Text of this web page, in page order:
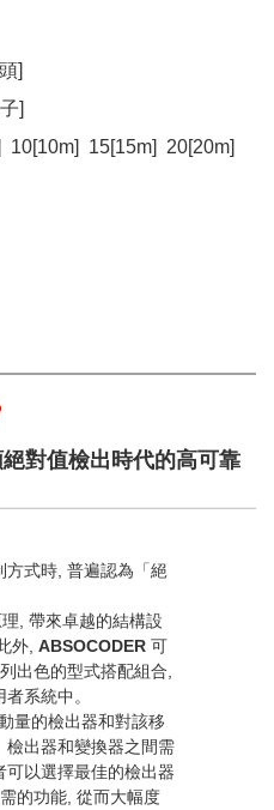
]
]
10[10m] 15[15m] 20[20m]
對值檢出時代的高可靠
式時, 普遍認為「絕
, 帶來卓越的結構設
外, ABSOCODER 可
出色的型式搭配組合,
系統中。
量的檢出器和對該移
檢出器和變換器之間需
以選擇最佳的檢出器
的功能, 從而大幅度